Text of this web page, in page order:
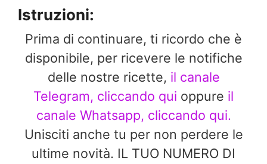
Istruzioni:
Prima di continuare, ti ricordo che è
disponibile, per ricevere le notifiche
delle nostre ricette, il canale
Telegram, cliccando qui oppure il
canale Whatsapp, cliccando qui.
Unisciti anche tu per non perdere le
ultime novità. IL TUO NUMERO DI